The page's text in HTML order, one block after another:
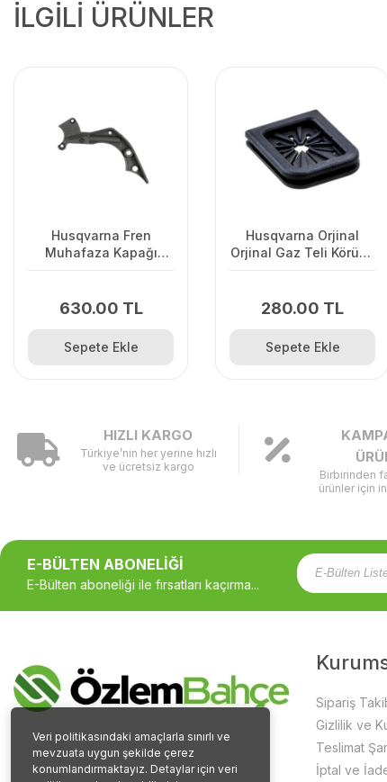
Veri politikasındaki amaçlarla sınırlı ve
mevzuata uygun şekilde çerez
konumlandırmaktayız. Detaylar için veri
İLGİLİ ÜRÜNLER
Husqvarna Fren
Muhafaza Kapağı
630.00 TL
Sepete Ekle
Husqvarna Orjinal
Orjinal Gaz Teli Körüğü
280.00 TL
Sepete Ekle
HIZLI KARGO
Türkiye’nin her yerine hızlı
ve ücretsiz kargo
Birbirinden
ürünler için
E-BÜLTEN ABONELİĞİ
E-Bülten aboneliği ile fırsatları kaçırma...
Sipariş
Gizlilik ve
Teslimat
İptal ve